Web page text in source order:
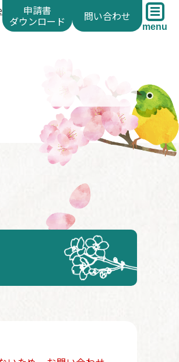
申請書
ダウンロード 問い合わせ
menu